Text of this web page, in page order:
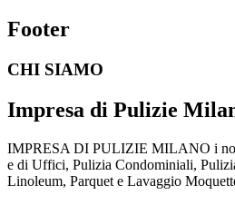
Footer
CHI SIAMO
Impresa di Pulizie
IMPRESA DI PULIZIE MILANO i
e di Uffici, Pulizia Condominiali,
Linoleum, Parquet e Lavaggio